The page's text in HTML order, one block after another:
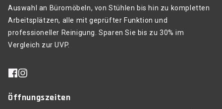
Auswahl an Büromöbeln, von Stühlen bis hin zu kompletten
Arbeitsplätzen, alle mit geprüfter Funktion und
professioneller Reinigung. Sparen Sie bis zu 30% im
Vergleich zur UVP.
Öffnungszeiten